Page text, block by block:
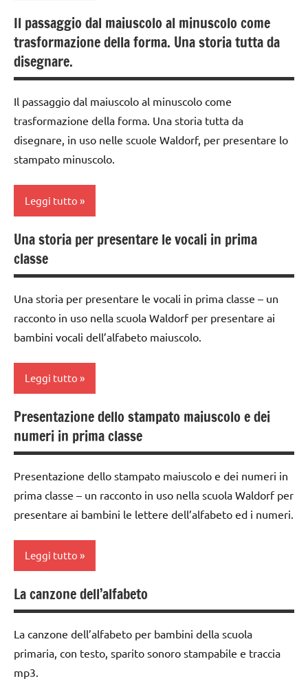
ARGOMENTI
PER ETA'
TUTTI GLI
classe
1a
classe
classe
3a
DOWNLOAD
LINGUAGGIO
materiale
didattico
nomenclature
scrivere
e
TUTTI GLI
ARGOMENTI
PER ETA'
TUTTI GLI
ARTICOLI
Il passaggio dal maiuscolo al minuscolo come
trasformazione della forma. Una storia tutta da
disegnare.
Il passaggio dal maiuscolo al minuscolo come
trasformazione della forma. Una storia tutta da
disegnare, in uso nelle scuole Waldorf, per presentare lo
stampato minuscolo.
Leggi tutto
classe
1a
DIDATTICA
WALDORF
LINGUAGGIO
scrittura e
lettura
steineriana
scrivere
TUTTI GLI
TUTTI GLI
ARTICOLI
Una storia per presentare le vocali in prima
classe
Una storia per presentare le vocali in prima classe – un
racconto in uso nella scuola Waldorf per presentare ai
bambini vocali dell’alfabeto maiuscolo.
Leggi tutto
classe
1a
DIDATTICA
WALDORF
LINGUAGGIO
scrittura e
lettura
scrivere
e
Presentazione dello stampato maiuscolo e dei
numeri in prima classe
Presentazione dello stampato maiuscolo e dei numeri in
prima classe – un racconto in uso nella scuola Waldorf per
presentare ai bambini le lettere dell’alfabeto ed i numeri.
Leggi tutto
classe
1a
GUIDA
DIDATTICA
WALDORF
La canzone dell’alfabeto
La canzone dell’alfabeto per bambini della scuola
primaria, con testo, sparito sonoro stampabile e traccia
mp3.